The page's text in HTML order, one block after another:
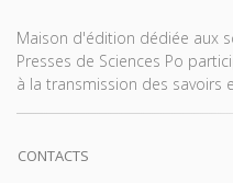
Maison d'édition dédiée aux
Presses de Sciences Po
à la transmission des savoirs
CONTACTS